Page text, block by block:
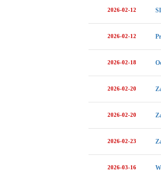
2026-02-12
2026-02-12
2026-02-18
2026-02-20
2026-02-20
2026-02-23
2026-03-16